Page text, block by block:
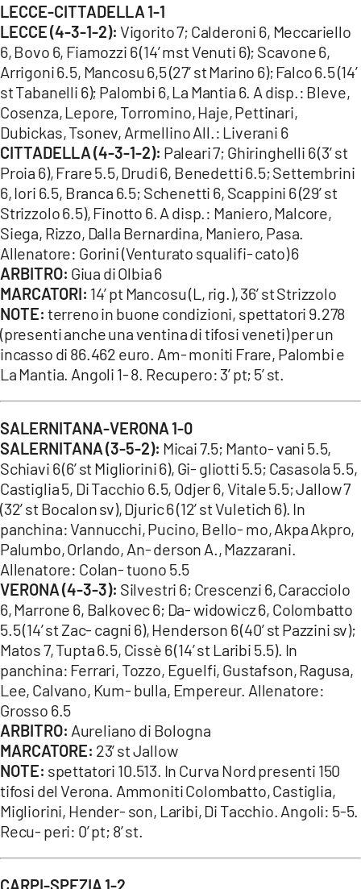
LECCE-CITTADELLA 1-1
LECCE (4-3-1-2): Vigorito 7; Calderoni 6, Meccariello
6, Bovo 6, Fiamozzi 6 (14’ mst Venuti 6); Scavone 6,
Arrigoni 6.5, Mancosu 6,5 (27’ st Marino 6); Falco 6.5 (14’
st Tabanelli 6); Palombi 6, La Mantia 6. A disp.: Bleve,
Cosenza, Lepore, Torromino, Haje, Pettinari,
Dubickas, Tsonev, Armellino All.: Liverani 6
CITTADELLA (4-3-1-2): Paleari 7; Ghiringhelli 6 (3’ st
Proia 6), Frare 5.5, Drudi 6, Benedetti 6.5; Settembrini
6, Iori 6.5, Branca 6.5; Schenetti 6, Scappini 6 (29’ st
Strizzolo 6.5), Finotto 6. A disp.: Maniero, Malcore,
Siega, Rizzo, Dalla Bernardina, Maniero, Pasa.
Allenatore: Gorini (Venturato squalifi- cato) 6
ARBITRO: Giua di Olbia 6
MARCATORI: 14’ pt Mancosu (L, rig.), 36’ st Strizzolo
NOTE: terreno in buone condizioni, spettatori 9.278
(presenti anche una ventina di tifosi veneti) per un
incasso di 86.462 euro. Am- moniti Frare, Palombi e
La Mantia. Angoli 1- 8. Recupero: 3’ pt; 5’ st.
SALERNITANA-VERONA 1-0
SALERNITANA (3-5-2): Micai 7.5; Manto- vani 5.5,
Schiavi 6 (6’ st Migliorini 6), Gi- gliotti 5.5; Casasola 5.5,
Castiglia 5, Di Tacchio 6.5, Odjer 6, Vitale 5.5; Jallow 7
(32’ st Bocalon sv), Djuric 6 (12’ st Vuletich 6). In
panchina: Vannucchi, Pucino, Bello- mo, Akpa Akpro,
Palumbo, Orlando, An- derson A., Mazzarani.
Allenatore: Colan- tuono 5.5
VERONA (4-3-3): Silvestri 6; Crescenzi 6, Caracciolo
6, Marrone 6, Balkovec 6; Da- widowicz 6, Colombatto
5.5 (14’ st Zac- cagni 6), Henderson 6 (40’ st Pazzini sv);
Matos 7, Tupta 6.5, Cissè 6 (14’ st Laribi 5.5). In
panchina: Ferrari, Tozzo, Eguelfi, Gustafson, Ragusa,
Lee, Calvano, Kum- bulla, Empereur. Allenatore:
Grosso 6.5
ARBITRO: Aureliano di Bologna
MARCATORE: 23’ st Jallow
NOTE: spettatori 10.513. In Curva Nord presenti 150
tifosi del Verona. Ammoniti Colombatto, Castiglia,
Migliorini, Hender- son, Laribi, Di Tacchio. Angoli: 5-5.
Recu- peri: 0’ pt; 8’ st.
CARPI-SPEZIA 1-2